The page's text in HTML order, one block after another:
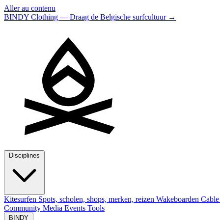
Aller au contenu
BINDY Clothing — Draag de Belgische surfcultuur →
Kitesurfen Spots, scholen, shops, merken, reizen Wakeboarden
Community Media Events Tools